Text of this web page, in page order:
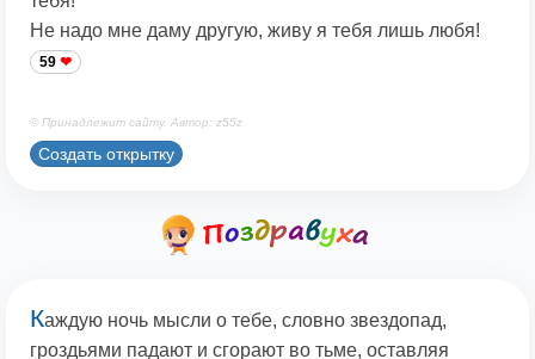
Не надо мне даму другую, живу я тебя лишь любя!
59
© Принадлежит сайту. Автор: z55z
Создать открытку
Каждую ночь мысли о тебе, словно звездопад,
гроздьями падают и сгорают во тьме, оставляя